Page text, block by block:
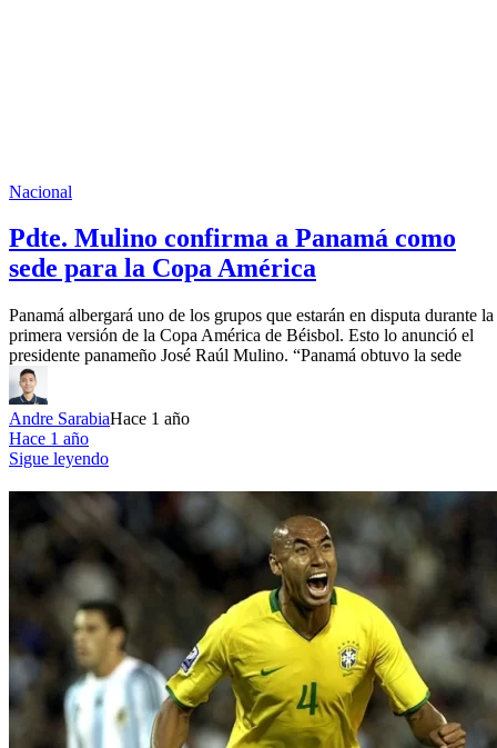
Nacional
Pdte. Mulino confirma a Panamá como
sede para la Copa América
Panamá albergará uno de los grupos que estarán en disputa durante la
primera versión de la Copa América de Béisbol. Esto lo anunció el
presidente panameño José Raúl Mulino. “Panamá obtuvo la sede
Andre SarabiaHace 1 año
Hace 1 año
Sigue leyendo